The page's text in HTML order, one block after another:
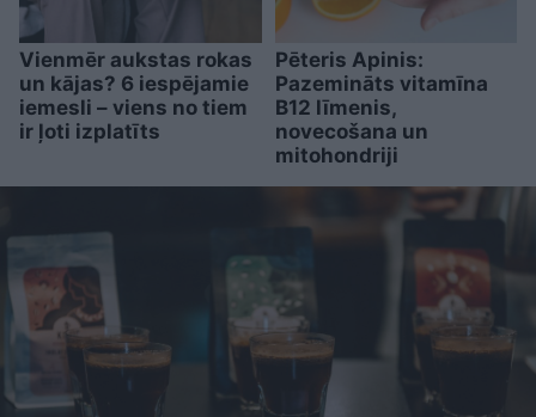
Vienmēr aukstas rokas
un kājas? 6 iespējamie
iemesli – viens no tiem
ir ļoti izplatīts
Pēteris Apinis:
Pazemināts vitamīna
B12 līmenis,
novecošana un
mitohondriji